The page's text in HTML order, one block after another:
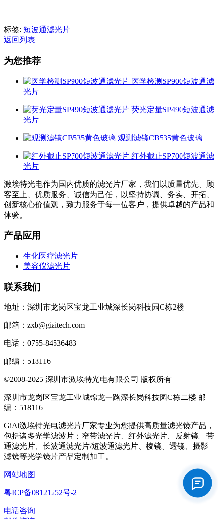
标签: 短波通滤光片
返回列表
为您推荐
医学检测SP900短波通滤
光片
荧光定量SP490短波通滤
光片
观测滤镜CB535黄色玻璃
红外截止SP700短波通滤
光片
激埃特光电作为国内优质的滤光片厂家，我们以质量优先、顾
客至上、优质服务、诚信为己任，以坚持协调、务实、开拓、
创新核心价值观，致力服务于每一位客户，提供卓越的产品和
体验。
产品应用
生化医疗滤光片
美容仪滤光片
联系我们
地址：深圳市龙岗区宝龙工业城深长岗科技园C栋2楼
邮箱：zxb@giaitech.com
电话：0755-84536483
邮编：518116
©2008-2025 深圳市激埃特光电有限公司 版权所有
深圳市龙岗区宝龙工业城锦龙一路深长岗科技园C栋二楼 邮
编：518116
GiAi激埃特光电滤光片厂家专业为您提供高质量滤光镜产品，
包括诸多光学滤波片：窄带滤光片、红外滤光片、反射镜、带
通滤光片、长波通滤光片/短波通滤光片、棱镜、透镜、摄影
滤镜等光学镜片产品定制加工。
网站地图
粤ICP备08121252号-2
电话咨询